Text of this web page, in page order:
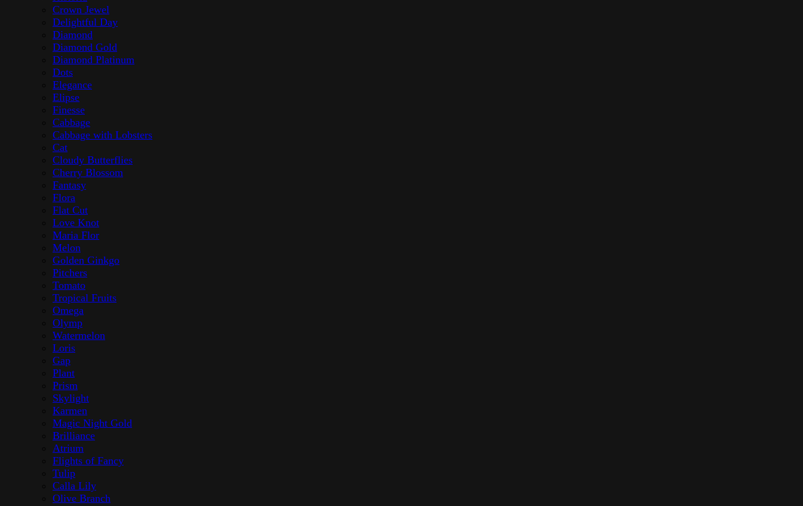
Crown Jewel
Delightful Day
Diamond
Diamond Gold
Diamond Platinum
Dots
Elegance
Elipse
Finesse
Cabbage
Cabbage with Lobsters
Cat
Cloudy Butterflies
Cherry Blossom
Fantasy
Flora
Flat Cut
Love Knot
Maria Flor
Melon
Golden Ginkgo
Pitchers
Tomato
Tropical Fruits
Omega
Olymp
Watermelon
Loris
Gap
Plant
Prism
Skylight
Karmen
Magic Night Gold
Brilliance
Atrium
Flights of Fancy
Tulip
Calla Lily
Olive Branch